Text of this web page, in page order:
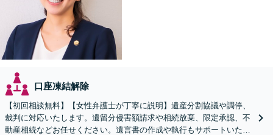
口座凍結解除
【初回相談無料】【女性弁護士が丁寧に説明】遺産分割協議や調停、
裁判に対応いたします。遺留分侵害額請求や相続放棄、限定承認、不
動産相続などお任せください。遺言書の作成や執行もサポートいたし